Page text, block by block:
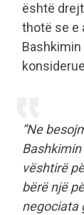
është
thotë se e
“Ne
vështirë
bërë një
negociata